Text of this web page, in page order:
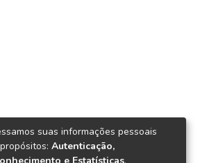
suas informações pessoais
Autenticação,